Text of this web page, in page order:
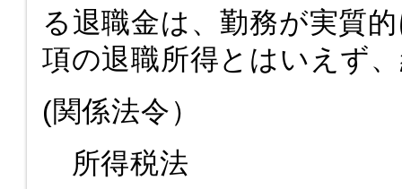
る退職金は、勤務が実質
項の退職所得とはいえず
(関係法令）
所得税法